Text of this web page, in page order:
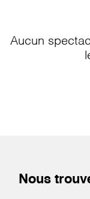
Aucun
Nous